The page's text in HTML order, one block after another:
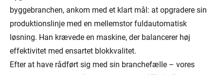
byggebranchen, ankom med et klart mål: at opgradere sin
produktionslinje med en mellemstor fuldautomatisk
løsning. Han krævede en maskine, der balancerer høj
effektivitet med ensartet blokkvalitet.
Efter at have rådført sig med sin branchefælle – vores